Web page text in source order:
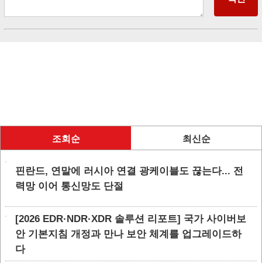
조회순 최신순
핀란드, 연말에 러시아 연결 광케이블도 끊는다... 전
력망 이어 통신망도 단절
[2026 EDR·NDR·XDR 솔루션 리포트] 국가 사이버보
안 기본지침 개정과 만나 보안 체계를 업그레이드하
다